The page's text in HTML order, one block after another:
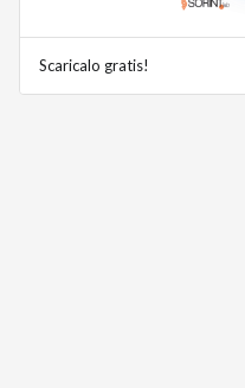
Scaricalo gratis!